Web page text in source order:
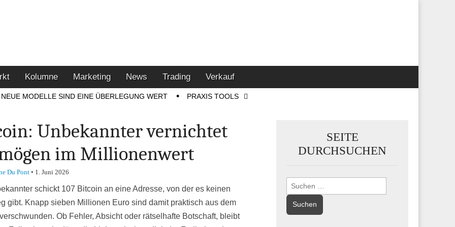
Kolumne Marketing News Trading Verkauf
NEUE MODELLE SIND EINE ÜBERLEGUNG WERT PRAXIS TOOLS
Unbekannter vernichtet
im Millionenwert
Du Pont• 1. Juni 2026
schickt 107 Bitcoin an eine Adresse, von der es keinen
gibt. Knapp sieben Millionen Euro sind damit praktisch aus dem
Ob Fehler, Absicht oder rätselhafte Botschaft, bleibt
SEITE
DURCHSUCHEN
Suchen
nach: